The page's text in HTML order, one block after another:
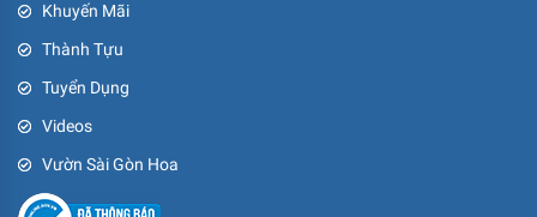
Khuyến Mãi
Thành Tựu
Tuyển Dụng
Videos
Vườn Sài Gòn Hoa